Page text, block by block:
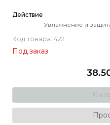
Действие
Увлажнение и
Код товара: 422
Под заказ
В